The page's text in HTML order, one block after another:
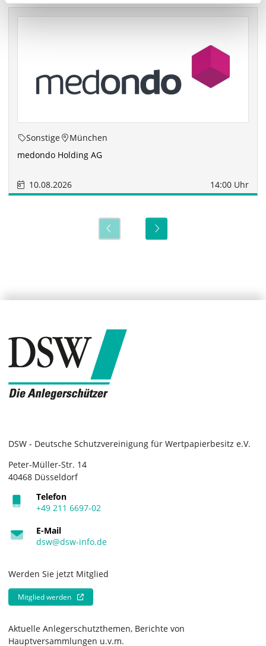
Sonstige
München
medondo Holding AG
10.08.2026 14:00 Uhr
DSW - Deutsche Schutzvereinigung für Wertpapierbesitz e.V.
Peter-Müller-Str. 14
40468 Düsseldorf
Telefon
+49 211 6697-02
E-Mail
dsw@dsw-info.de
Werden Sie jetzt Mitglied
Mitglied werden
Aktuelle Anlegerschutzthemen, Berichte von
Hauptversammlungen u.v.m.